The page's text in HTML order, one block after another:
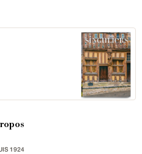
1924